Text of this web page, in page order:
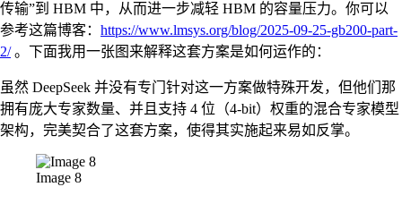
传输”到 HBM 中，从而进一步减轻 HBM 的容量压力。你可以
参考这篇博客： https://www.lmsys.org/blog/2025-09-25-gb200-part-
2/。下面我用一张图来解释这套方案是如何运作的：
虽然 DeepSeek 并没有专门针对这一方案做特殊开发，但他们那
拥有庞大专家数量、并且支持 4 位（4-bit）权重的混合专家模型
架构，完美契合了这套方案，使得其实施起来易如反掌。
Image 8